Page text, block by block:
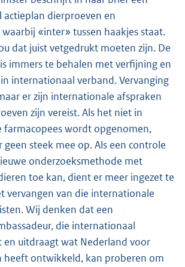
dierproeven en
«inter» tussen haakjes staat.
dat juist vetgedrukt moeten zijn. De
immers te behalen met verfijning en
internationaal verband. Vervanging
er zijn internationale afspraken
zijn vereist. Als het niet in
farmacopees wordt opgenomen,
geen steek mee op. Als een controle
onderzoeksmethode met
toe kan, dient er meer ingezet te
vervangen van die internationale
Wij denken dat een
die internationaal
en uitdraagt wat Nederland voor
heeft ontwikkeld, kan proberen om